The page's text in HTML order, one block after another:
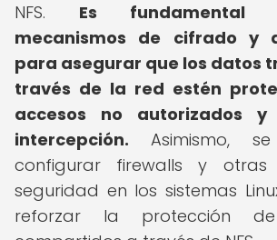
NFS. Es fundamental
mecanismos de cifrado y
para asegurar que los datos
través de la red estén
accesos no autorizados
intercepción. Asimismo, se
configurar firewalls y
seguridad en los sistemas
reforzar la protección